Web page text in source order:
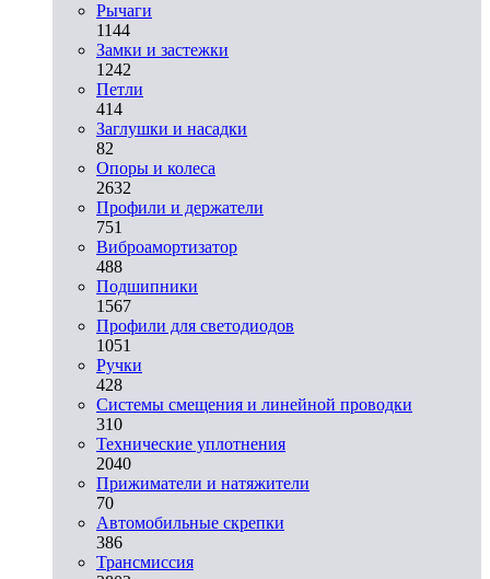
Рычаги
1144
Замки и застежки
1242
Петли
414
Заглушки и насадки
82
Опоры и колеса
2632
Профили и держатели
751
Виброамортизатор
488
Подшипники
1567
Профили для светодиодов
1051
Ручки
428
Системы смещения и линейной проводки
310
Технические уплотнения
2040
Прижиматели и натяжители
70
Автомобильные скрепки
386
Трансмиссия